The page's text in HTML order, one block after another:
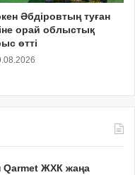
Әбдіровтың туған
орай облыстық
өтті
Qarmet ЖХК жаңа